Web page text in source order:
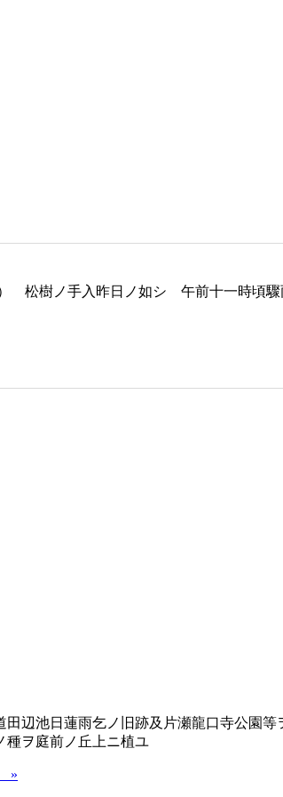
ノ手入昨日ノ如シ 午前十一時頃驟雨
辺池日蓮雨乞ノ旧跡及片瀬龍口寺公
ヲ庭前ノ丘上ニ植ユ
»